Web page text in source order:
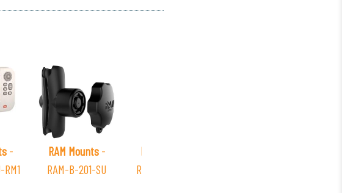
-
RAM Mounts-
RAM-B-201-SU
RAM Mounts
RAM-GDS-SKIN-